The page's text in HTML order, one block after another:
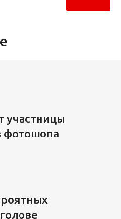
участницы
фотошопа